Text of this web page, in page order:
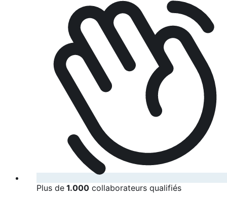
Plus de 1.000 collaborateurs qualifiés